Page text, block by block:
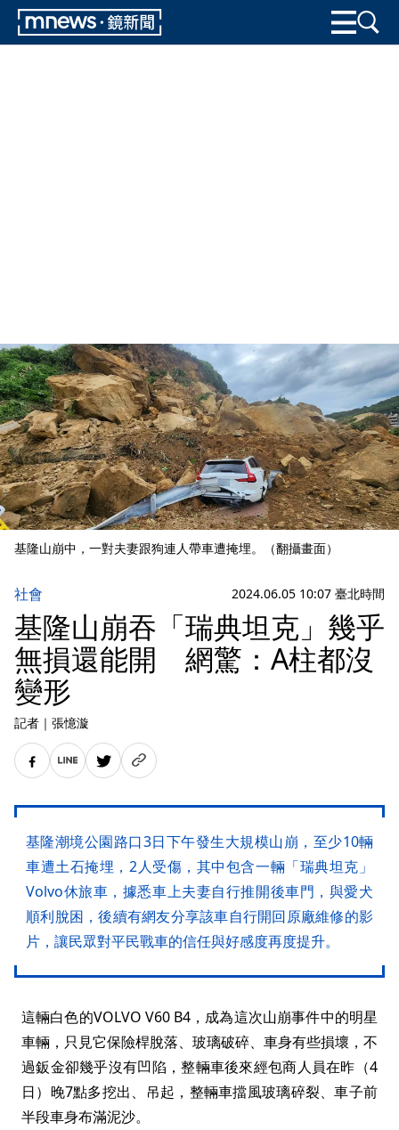
基隆山崩中，一對夫妻跟狗連人帶車遭掩埋。（翻攝畫面）
社會 2024.06.05 10:07 臺北時間
基隆山崩吞「瑞典坦克」幾乎
無損還能開 網驚：A柱都沒
變形
記者 ｜ 張憶漩
基隆潮境公園路口3日下午發生大規模山崩，至少10輛
車遭土石掩埋，2人受傷，其中包含一輛「瑞典坦克」
Volvo休旅車，據悉車上夫妻自行推開後車門，與愛犬
順利脫困，後續有網友分享該車自行開回原廠維修的影
片，讓民眾對平民戰車的信任與好感度再度提升。
這輛白色的VOLVO V60 B4，成為這次山崩事件中的明星
車輛，只見它保險桿脫落、玻璃破碎、車身有些損壞，不
過鈑金卻幾乎沒有凹陷，整輛車後來經包商人員在昨（4
日）晚7點多挖出、吊起，整輛車擋風玻璃碎裂、車子前
半段車身布滿泥沙。